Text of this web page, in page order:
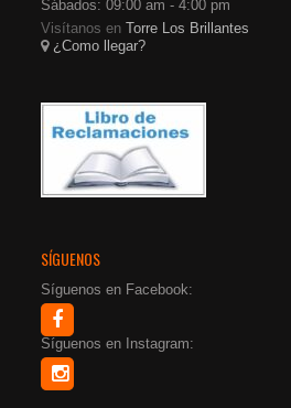
Sábados: 09:00 am - 4:00 pm
Visítanos enTorre Los Brillantes
¿Como llegar?
SÍGUENOS
Síguenos en Facebook:
Síguenos en Instagram: